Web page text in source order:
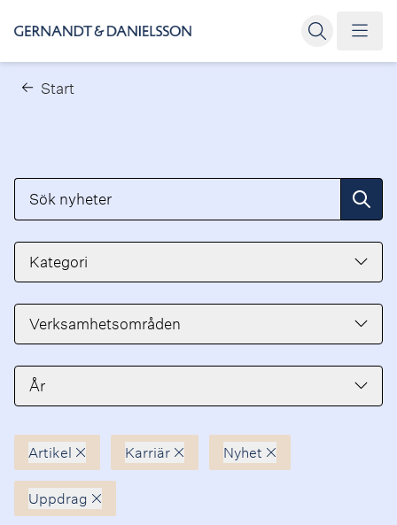
Start
Kategori
Verksamhetsområden
År
Avmarkera
Artikel Avmarkera
Karriär Avmarkera
Nyhet
Avmarkera
Uppdrag